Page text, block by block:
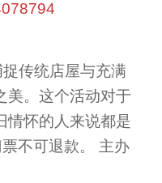
传统店屋与充满
美。这个活动对于
情怀的人来说都是
不可退款。 主办